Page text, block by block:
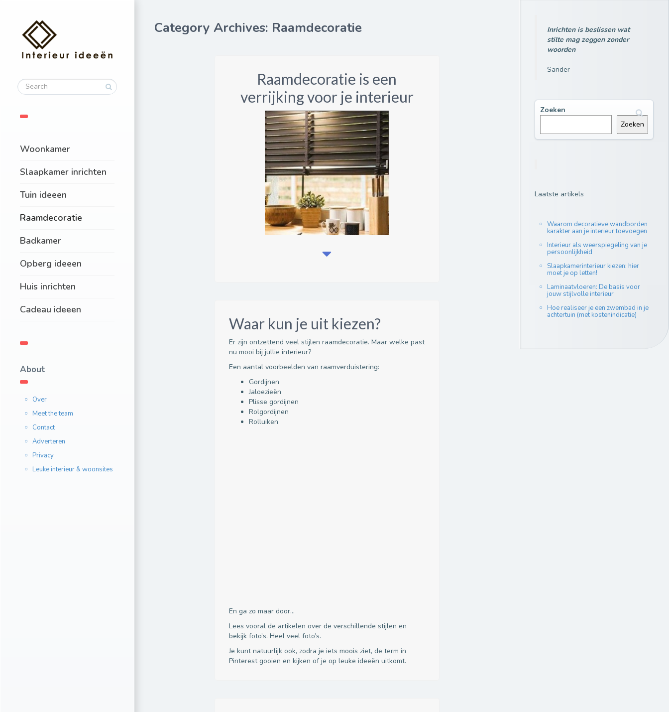
Woonkamer
Slaapkamer inrichten
Tuin ideeen
Raamdecoratie
Badkamer
Opberg ideeen
Huis inrichten
Cadeau ideeen
About
Over
Meet the team
Contact
Adverteren
Privacy
Leuke interieur & woonsites
Category Archives: Raamdecoratie
Raamdecoratie is een
verrijking voor je interieur
Waar kun je uit kiezen?
Er zijn ontzettend veel stijlen raamdecoratie. Maar welke past
nu mooi bij jullie interieur?
Een aantal voorbeelden van raamverduistering:
Gordijnen
Jaloezieën
Plisse gordijnen
Rolgordijnen
Rolluiken
En ga zo maar door…
Lees vooral de artikelen over de verschillende stijlen en
bekijk foto’s. Heel veel foto’s.
Je kunt natuurlijk ook, zodra je iets moois ziet, de term in
Pinterest gooien en kijken of je op leuke ideeën uitkomt.
Inrichten is beslissen wat
stilte mag zeggen zonder
woorden
Sander
Zoeken
Zoeken
Laatste artikels
Waarom decoratieve wandborden
karakter aan je interieur toevoegen
Interieur als weerspiegeling van je
persoonlijkheid
Slaapkamerinterieur kiezen: hier
moet je op letten!
Laminaatvloeren: De basis voor
jouw stijlvolle interieur
Hoe realiseer je een zwembad in je
achtertuin (met kostenindicatie)